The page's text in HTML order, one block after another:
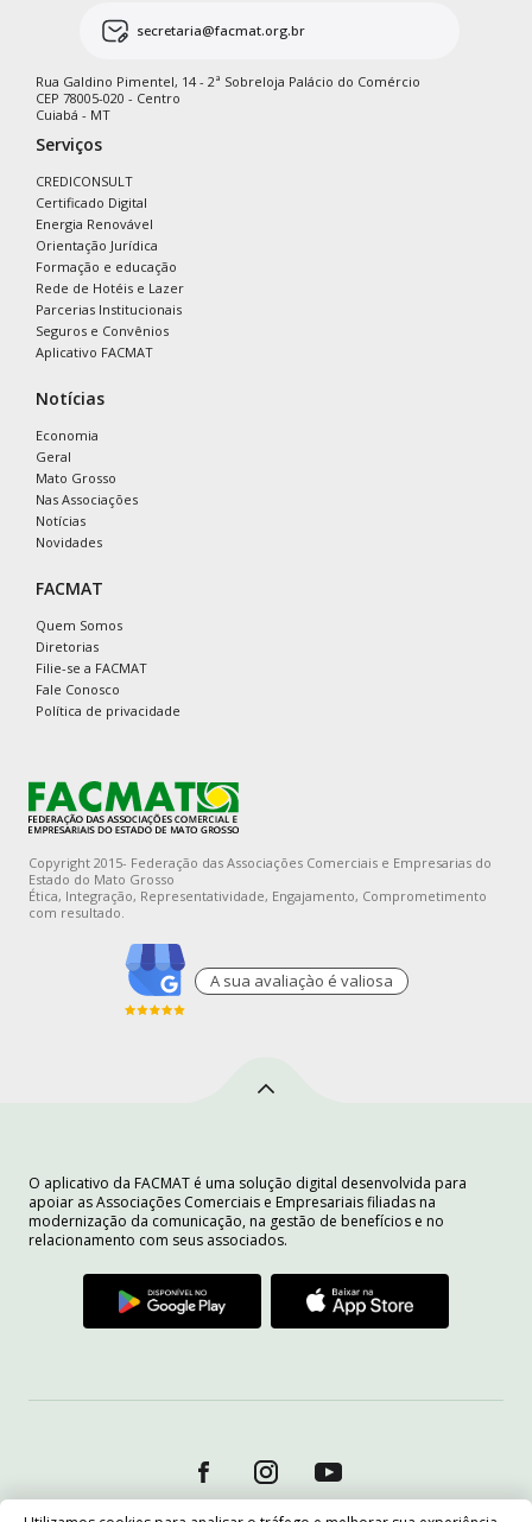
secretaria@facmat.org.br
Rua Galdino Pimentel, 14 - 2ª Sobreloja Palácio do Comércio
CEP 78005-020 - Centro
Cuiabá - MT
Serviços
CREDICONSULT
Certificado Digital
Energia Renovável
Orientação Jurídica
Formação e educação
Rede de Hotéis e Lazer
Parcerias Institucionais
Seguros e Convênios
Aplicativo FACMAT
Notícias
Economia
Geral
Mato Grosso
Nas Associações
Notícias
Novidades
FACMAT
Quem Somos
Diretorias
Filie-se a FACMAT
Fale Conosco
Política de privacidade
Copyright 2015- Federação das Associações Comerciais e Empresarias do
Estado do Mato Grosso
Ética, Integração, Representatividade, Engajamento, Comprometimento
com resultado.
A sua avaliaçào é valiosa
O aplicativo da FACMAT é uma solução digital desenvolvida para
apoiar as Associações Comerciais e Empresariais filiadas na
modernização da comunicação, na gestão de benefícios e no
relacionamento com seus associados.